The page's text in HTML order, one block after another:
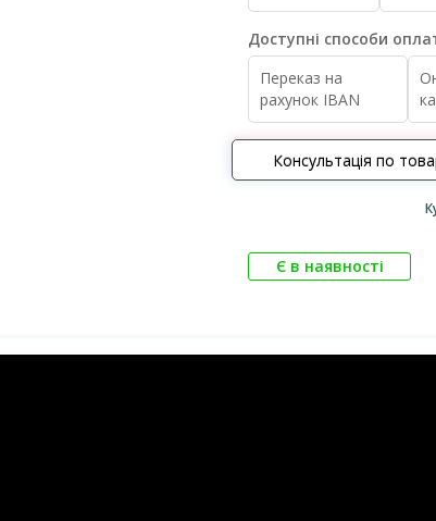
Доступні способи
Переказ на
рахунок IBAN
Консультація по
Є в наявності